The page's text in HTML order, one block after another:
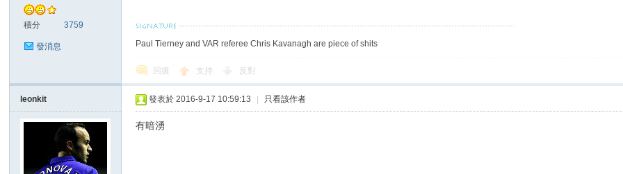
積分 3759
發消息 Paul Tierney and VAR referee Chris Kavanagh are piece of shits
回復 支持 反對
leonkit 發表於 2016-9-17 10:59:13 只看該作者
有暗湧